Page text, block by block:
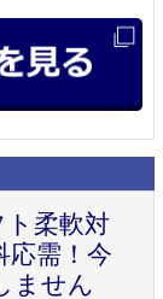
ト柔軟対
応需！今
ません